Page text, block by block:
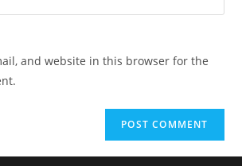
and website in this browser for the